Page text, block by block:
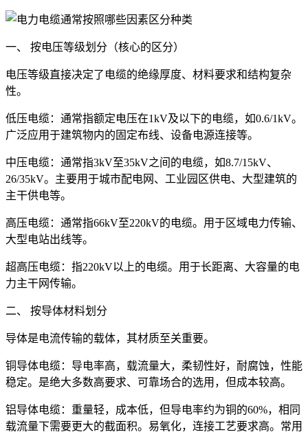
一、 按电压等级划分（核心的区分）
电压等级直接决定了电缆的绝缘厚度、材料要求和结构复杂
性。
低压电缆：通常指额定电压在1kV及以下的电缆，如0.6/1kV。
广泛应用于建筑物内的固定布线、设备电源连接等。
中压电缆：通常指3kV至35kV之间的电缆，如8.7/15kV、
26/35kV。主要用于城市配电网、工业园区供电、大型建筑的
主干供电等。
高压电缆：通常指66kV至220kV的电缆。用于区域电力传输、
大型电站出线等。
超高压电缆：指220kV以上的电缆。用于长距离、大容量的电
力主干网传输。
二、 按导体材料划分
导体是电流传输的载体，其材质至关重要。
铜导体电缆：导电率高，载流量大，柔韧性好，耐腐蚀，性能
稳定。是绝大多数高要求、可靠场合的选用，但成本较高。
铝导体电缆：重量轻，成本低，但导电率约为铜的60%，相同
载流量下需要更大的截面积。易氧化，连接工艺要求高。常用